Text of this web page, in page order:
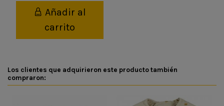
Añadir al
carrito
Los clientes que adquirieron este producto también
compraron: